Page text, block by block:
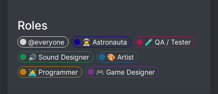
Roles
@everyone 🧑‍🚀 Astronauta
🧪 QA / Tester
🔊 Sound Designer
🎨 Artist
🧑‍💻 Programmer
🎮 Game Designer